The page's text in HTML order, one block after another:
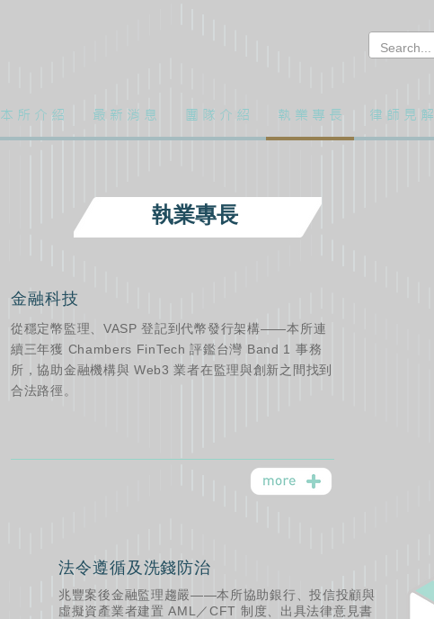
執業專長
本 所 介 紹 最 新 消 息 團 隊 介 紹 執 業 專 長 律 師 見 解
金融科技
從穩定幣監理、VASP 登記到代幣發行架構——本所連
續三年獲 Chambers FinTech 評鑑台灣 Band 1 事務
所，協助金融機構與 Web3 業者在監理與創新之間找到
合法路徑。
法令遵循及洗錢防治
兆豐案後金融監理趨嚴——本所協助銀行、投信投顧與
虛擬資產業者建置 AML／CFT 制度、出具法律意見書